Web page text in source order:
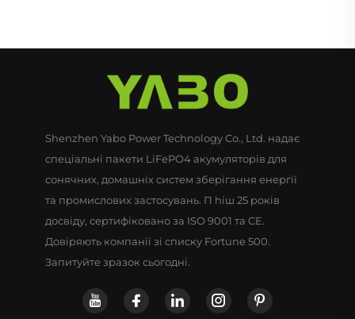
Shenzhen Yabo Power Technology Co., Ltd. надає
спеціальні пакети LiFePO4 акумуляторів для
сонячних, домашніх систем зберігання енергії
та промислових застосувань. П hiш 25 років
досвіду, сертифіковано за ISO 9001 та CE.
Довіряють компанії зі списку Fortune 500.
Запитуйте зразок сьогодні.